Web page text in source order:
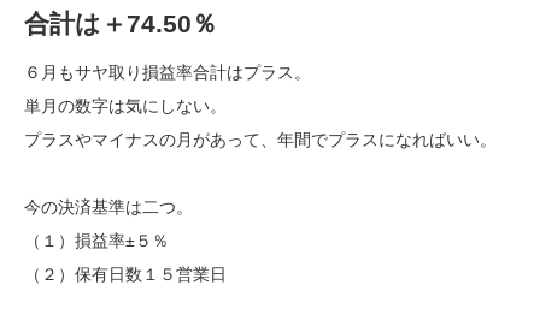
合計は＋74.50％
６月もサヤ取り損益率合計はプラス。
単月の数字は気にしない。
プラスやマイナスの月があって、年間でプラスになればいい。
今の決済基準は二つ。
（１）損益率±５％
（２）保有日数１５営業日